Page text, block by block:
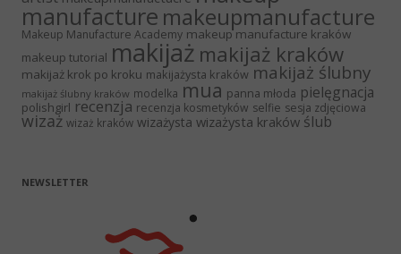
manufacture makeupmanufacture
Makeup Manufacture Academy makeup manufacture kraków
makeup tutorial makijaż makijaż kraków
makijaż krok po kroku makijażysta kraków makijaż ślubny
makijaż ślubny kraków modelka mua panna młoda pielęgnacja
polishgirl recenzja recenzja kosmetyków selfie sesja zdjęciowa
wizaż wizaż kraków wizażysta wizażysta kraków ślub
NEWSLETTER